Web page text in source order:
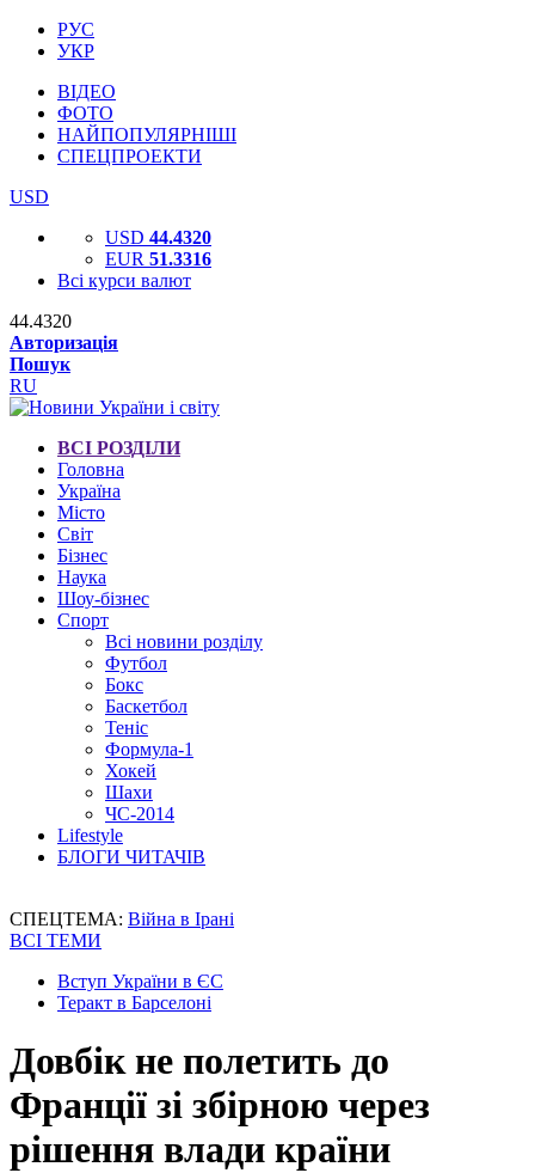
РУС
УКР
ВІДЕО
ФОТО
НАЙПОПУЛЯРНІШІ
СПЕЦПРОЕКТИ
USD
USD 44.4320
EUR 51.3316
Всі курси валют
44.4320
Авторизація
Пошук
RU
ВСІ РОЗДІЛИ
Головна
Україна
Місто
Світ
Бізнес
Наука
Шоу-бізнес
Спорт
Всі новини розділу
Футбол
Бокс
Баскетбол
Теніс
Формула-1
Хокей
Шахи
ЧС-2014
Lifestyle
БЛОГИ ЧИТАЧІВ
СПЕЦТЕМА: Війна в Ірані
ВСІ ТЕМИ
Вступ України в ЄС
Теракт в Барселоні
Довбік не полетить до
Франції зі збірною через
рішення влади країни